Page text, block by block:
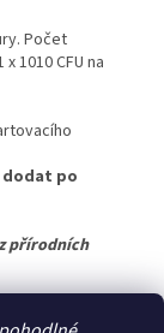
Počet
1010 CFU na
dodat po
přírodních